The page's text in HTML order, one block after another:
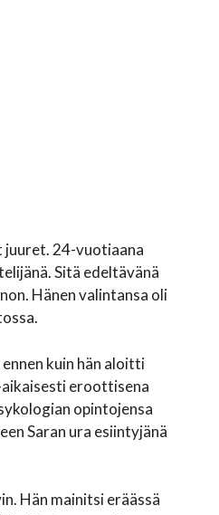
juuret. 24-vuotiaana
Sitä edeltävänä
Hänen valintansa oli
kuin hän aloitti
eroottisena
opintojensa
Saran ura esiintyjänä
Hän mainitsi eräässä